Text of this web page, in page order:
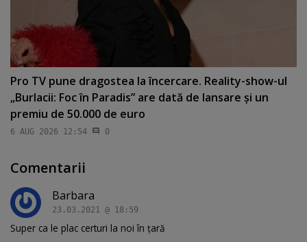
Pro TV pune dragostea la încercare. Reality-show-ul
„Burlacii: Foc în Paradis” are dată de lansare şi un
premiu de 50.000 de euro
6 AUG 2026 12:54 0
Comentarii
Barbara
23.03.2021 @ 18:59
Super ca le plac certuri la noi în țară